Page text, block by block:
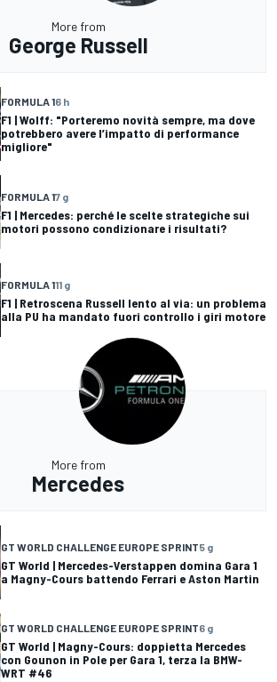
More from
George Russell
FORMULA 16 h
F1 | Wolff: "Porteremo novità sempre, ma dove
potrebbero avere l’impatto di performance
migliore"
FORMULA 17 g
F1 | Mercedes: perché le scelte strategiche sui
motori possono condizionare i risultati?
FORMULA 111 g
F1 | Retroscena Russell lento al via: un problema
alla PU ha mandato fuori controllo i giri motore
More from
Mercedes
GT WORLD CHALLENGE EUROPE SPRINT5 g
GT World | Mercedes-Verstappen domina Gara 1
a Magny-Cours battendo Ferrari e Aston Martin
GT WORLD CHALLENGE EUROPE SPRINT6 g
GT World | Magny-Cours: doppietta Mercedes
con Gounon in Pole per Gara 1, terza la BMW-
WRT #46